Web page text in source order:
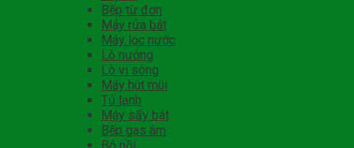
Bếp từ đơn
Máy rửa bát
Máy lọc nước
Lò nướng
Lò vi sóng
Máy hút mùi
Tủ lạnh
Máy sấy bát
Bếp gas âm